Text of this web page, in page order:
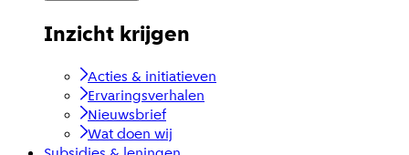
Inzicht krijgen
Acties & initiatieven
Ervaringsverhalen
Nieuwsbrief
Wat doen wij